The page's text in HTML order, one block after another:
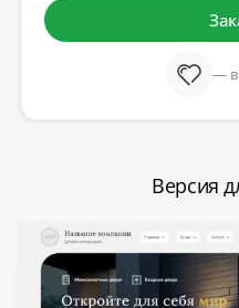
— в
Версия